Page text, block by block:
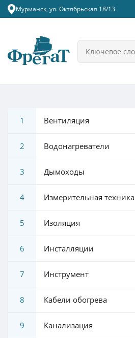
Мурманск, ул. Октябрьская 18/13
1 Вентиляция
2 Водонагреватели
3 Дымоходы
4 Измерительная техника
5 Изоляция
6 Инсталляции
7 Инструмент
8 Кабели обогрева
9 Канализация